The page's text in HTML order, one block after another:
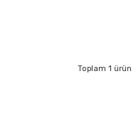
Toplam 1 ürün